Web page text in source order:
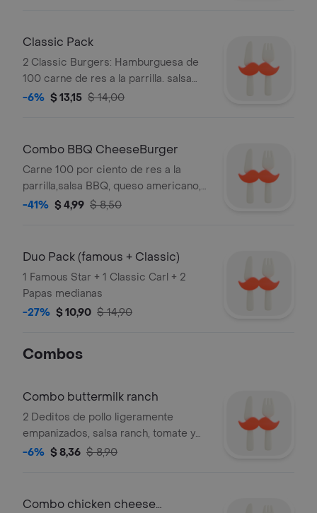
Classic Pack
2 Classic Burgers: Hamburguesa de
100 carne de res a la parrilla. salsa
clásica y lechuga, y 2 papas medianas
-6% $ 13,15 $ 14,00
Combo BBQ CheeseBurger
Carne 100 por ciento de res a la
parrilla,salsa BBQ, queso americano,
cebolla y pepinillos. Acompañada de
-41% $ 4,99 $ 8,50
Duo Pack (famous + Classic)
1 Famous Star + 1 Classic Carl + 2
Papas medianas
-27% $ 10,90 $ 14,90
Combos
Combo buttermilk ranch
2 Deditos de pollo ligeramente
empanizados, salsa ranch, tomate y
lechuga. acompañado de papas fritas
-6% $ 8,36 $ 8,90
Combo chicken cheese